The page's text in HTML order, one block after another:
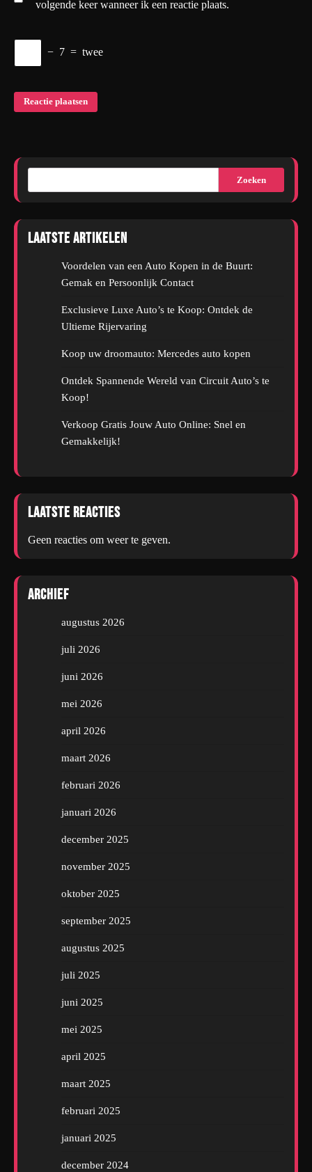
volgende keer wanneer ik een reactie plaats.
− 7 = twee
Zoeken
Laatste artikelen
Voordelen van een Auto Kopen in de Buurt:
Gemak en Persoonlijk Contact
Exclusieve Luxe Auto’s te Koop: Ontdek de
Ultieme Rijervaring
Koop uw droomauto: Mercedes auto kopen
Ontdek Spannende Wereld van Circuit Auto’s te
Koop!
Verkoop Gratis Jouw Auto Online: Snel en
Gemakkelijk!
Laatste reacties
Geen reacties om weer te geven.
Archief
augustus 2026
juli 2026
juni 2026
mei 2026
april 2026
maart 2026
februari 2026
januari 2026
december 2025
november 2025
oktober 2025
september 2025
augustus 2025
juli 2025
juni 2025
mei 2025
april 2025
maart 2025
februari 2025
januari 2025
december 2024